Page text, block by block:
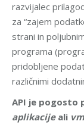
razvijalec
za “zajem
strani in
programa
pridobljene
različnimi
API je pogosto
aplikacije ali